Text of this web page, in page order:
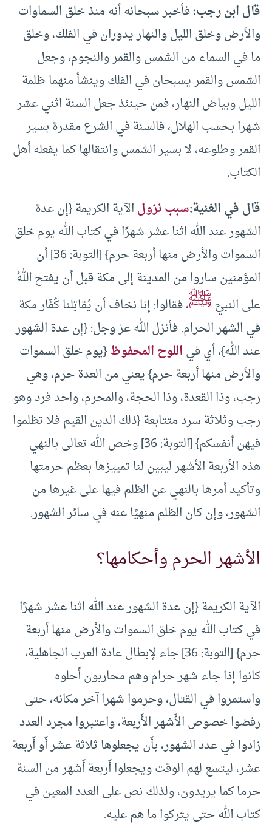
قال ابن رجب:فأخبر سبحانه أنه منذ خلق السماوات
والأرض وخلق الليل والنهار يدوران في الفلك، وخلق
ما في السماء من الشمس والقمر والنجوم، وجعل
الشمس والقمر يسبحان في الفلك وينشأ منهما ظلمة
الليل وبياض النهار، فمن حينئذ جعل السنة اثني عشر
شهرا بحسب الهلال، فالسنة في الشرع مقدرة بسير
القمر وطلوعه، لا بسير الشمس وانتقالها كما يفعله أهل
الكتاب.
قال في الغنية:سبب نزولالآية الكريمة {إن عدة
الشهور عند الله اثنا عشر شهرًا في كتاب الله يوم خلق
السموات والأرض منها أربعة حرم} [التوبة: 36] أن
المؤمنين ساروا من المدينة إلى مكة قبل أن يفتح اللهُ
على النبيِّﷺ، فقالوا: إنا نخاف أن يُقاتِلنا كُفّار مكة
في الشهر الحرام. فأنزل الله عز وجل: {إن عدة الشهور
عند الله}، أي فياللوح المحفوظ{يوم خلق السموات
والأرض منها أربعة حرم} يعني من العدة حرم، وهي
‌رجب، وذا القعدة، وذا الحجة، والمحرم، واحد فرد وهو
‌رجب وثلاثة سرد متتابعة {ذلك الدين القيم فلا تظلموا
فيهن أنفسكم} [التوبة: 36] وخص الله تعالى بالنهي
هذه الأربعة الأشهر ليبين لنا تمييزها بعظم حرمتها
وتأكيد أمرها بالنهي عن الظلم فيها على غيرها من
الشهور، وإن كان الظلم منهيًا عنه في سائر الشهور.
الأشهر الحرم وأحكامها؟
الآية الكريمة {إن عدة الشهور عند الله اثنا عشر شهرًا
في كتاب الله يوم خلق السموات والأرض منها أربعة
حرم} [التوبة: 36] جاء لإبطال عادة العرب الجاهلية،
كانوا إذا جاء شهر حرام وهم محاربون أَحلوه
واستمروا في القتال، وحرموا شهرا آخر مكانه، حتى
رفضوا خصوص الأَشهر الأَربعة، واعتبروا مجرد العدد
زادوا في عدد الشهور، بأَن يجعلوها ثلاثة عشر أَو أَربعة
عشر، ليتسع لهم الوقت ويجعلوا أَربعة أَشهر من السنة
حرما كما يريدون، ولذلك نص على العدد المعين في
كتاب الله حتى يتركوا ما هم عليه.